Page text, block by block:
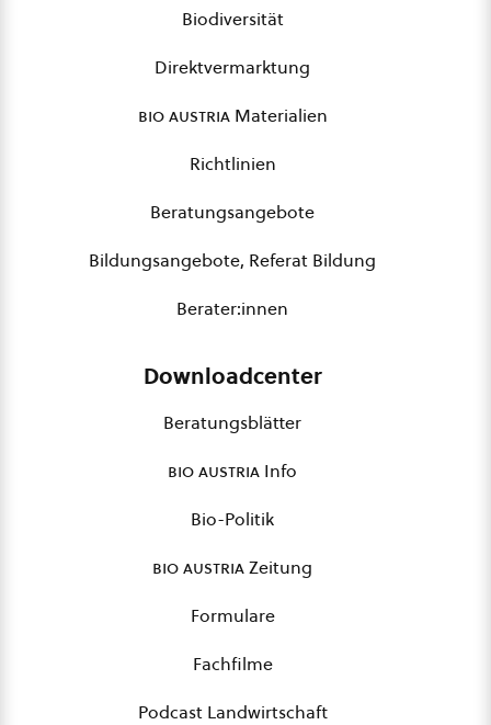
Biodiversität
Direktvermarktung
bio austriaMaterialien
Richtlinien
Beratungsangebote
Bildungsangebote, Referat Bildung
Berater:innen
Downloadcenter
Beratungsblätter
bio austria Info
Bio-Politik
bio austriaZeitung
Formulare
Fachfilme
Podcast Landwirtschaft